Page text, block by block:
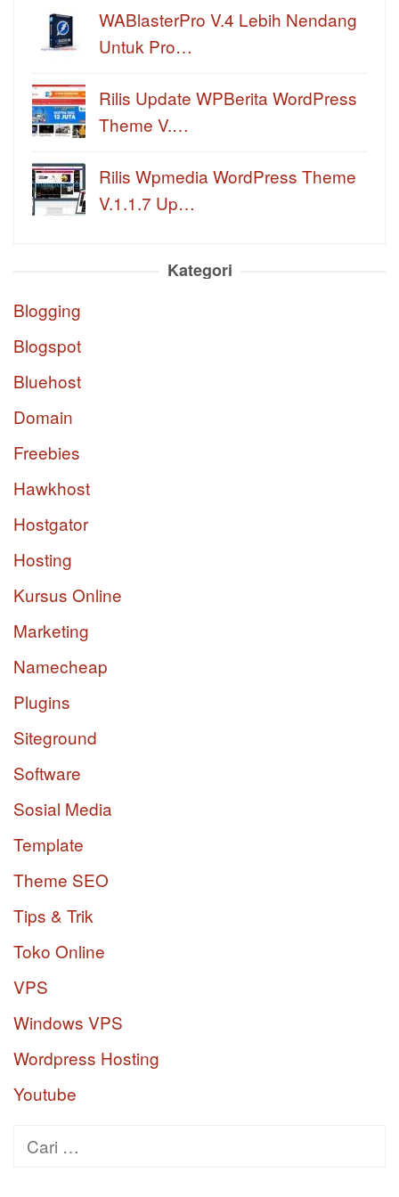
WABlasterPro V.4 Lebih Nendang
Untuk Pro…
Rilis Update WPBerita WordPress
Theme V.…
Rilis Wpmedia WordPress Theme
V.1.1.7 Up…
Kategori
Blogging
Blogspot
Bluehost
Domain
Freebies
Hawkhost
Hostgator
Hosting
Kursus Online
Marketing
Namecheap
Plugins
Siteground
Software
Sosial Media
Template
Theme SEO
Tips & Trik
Toko Online
VPS
Windows VPS
Wordpress Hosting
Youtube
Cari